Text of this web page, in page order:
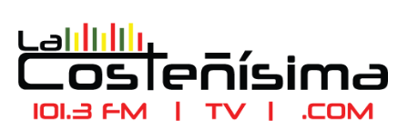
contenido